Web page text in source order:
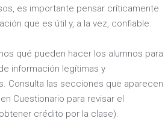
es importante pensar críticamente
que es útil y, a la vez, confiable.
qué pueden hacer los alumnos para
información legítimas y
Consulta las secciones que aparecen
Cuestionario para revisar el
crédito por la clase).